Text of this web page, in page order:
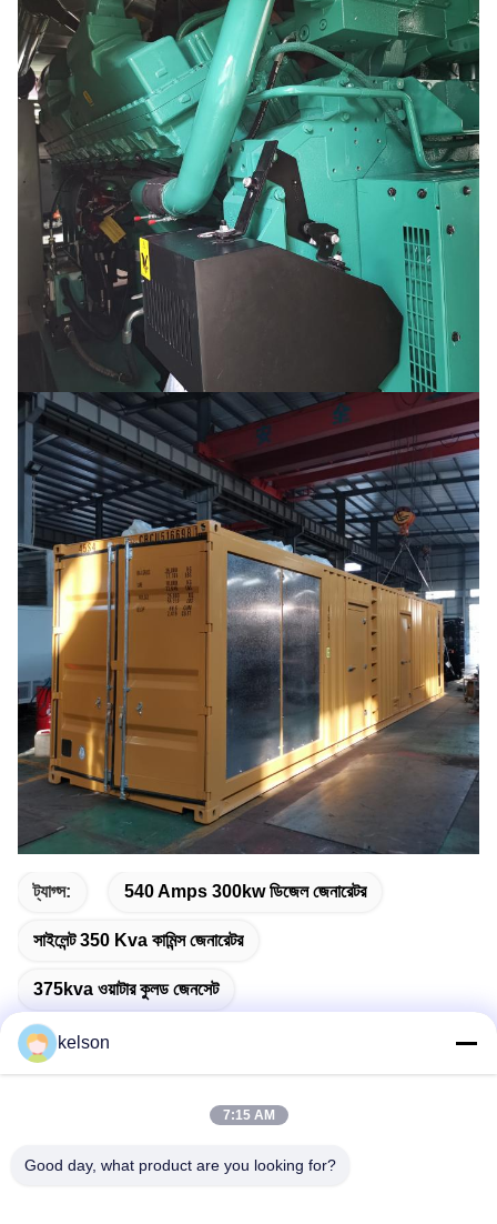
ট্যাগ্স: 540 Amps 300kw ডিজেল জেনারেটর
সাইলেন্ট 350 Kva কামিন্স জেনারেটর
375kva ওয়াটার কুলড জেনসেট
ঠিকানা
kelson
7:15 AM
Good day, what product are you looking for?